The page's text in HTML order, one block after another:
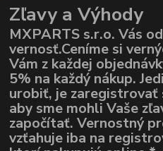
Zľavy a Výhody
MXPARTS s.r.o. Vás
vernosť.Ceníme si
Vám z každej
5% na každý nákup.
urobiť, je zaregistrovať
aby sme mohli Vaše
započítať. Vernostný
vzťahuje iba na